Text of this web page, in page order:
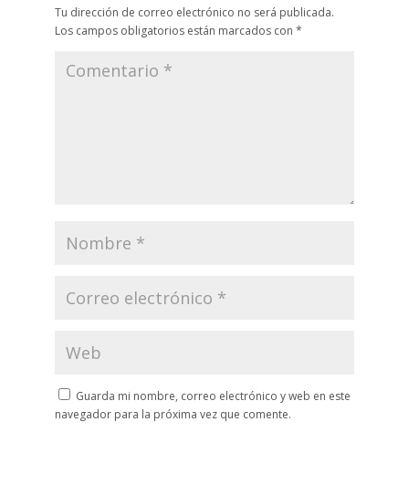
Tu dirección de correo electrónico no será publicada.
Los campos obligatorios están marcados con *
Guarda mi nombre, correo electrónico y web en este
navegador para la próxima vez que comente.